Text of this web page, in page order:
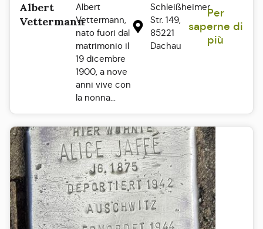
Albert
Vettermann
Albert
Vettermann,
nato fuori dal
matrimonio il
19 dicembre
1900, a nove
anni vive con
la nonna...
Schleißheimer
Str. 149,
85221
Dachau
Per
saperne di
più